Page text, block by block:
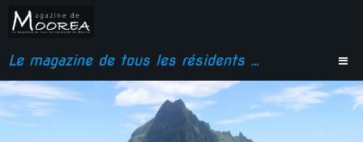
Le magazine de tous les résidents de Moorea